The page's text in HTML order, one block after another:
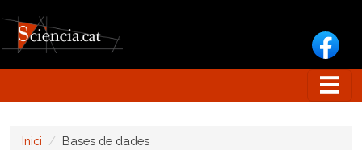
Inici Bases de dades